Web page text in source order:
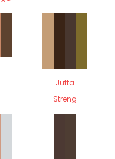
Jutta
Streng